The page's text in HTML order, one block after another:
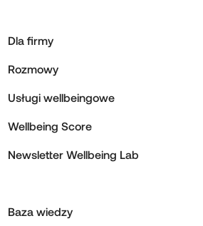
Dla firmy
Rozmowy
Usługi wellbeingowe
Wellbeing Score
Newsletter Wellbeing Lab
Baza wiedzy